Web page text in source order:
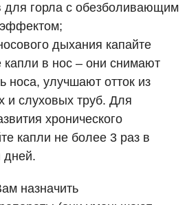
для горла с обезболивающим
эффектом;
дыхания капайте
в нос – они снимают
носа, улучшают отток из
и слуховых труб. Для
хронического
капли не более 3 раз в
дней.
назначить